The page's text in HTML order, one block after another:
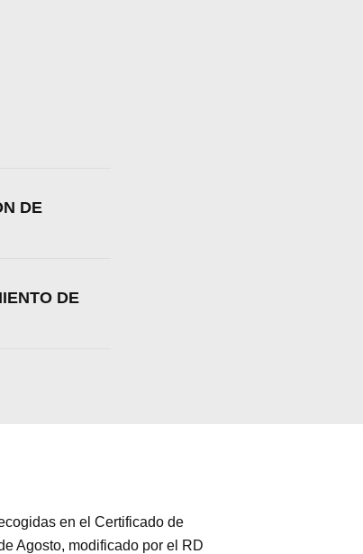
DE
DE
en el Certificado de
Agosto, modificado por el RD